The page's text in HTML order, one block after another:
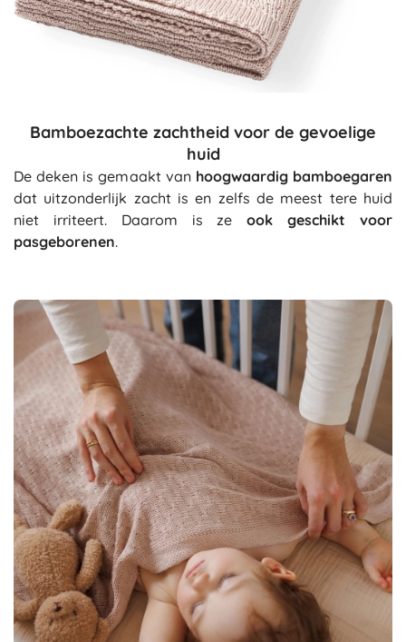
Bamboezachte zachtheid voor de gevoelige
huid
De deken is gemaakt van hoogwaardig bamboegaren
dat uitzonderlijk zacht is en zelfs de meest tere huid
niet irriteert. Daarom is zeook geschikt voor
pasgeborenen.